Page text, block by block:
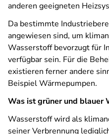
anderen geeigneten
Da bestimmte
angewiesen sind, um
Wasserstoff bevorzugt für
verfügbar sein. Für die
existieren ferner andere
Beispiel Wärmepumpen.
Was ist grüner und blauer
Wasserstoff wird als
seiner Verbrennung